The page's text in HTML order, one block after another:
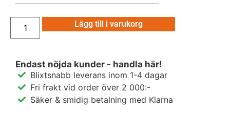
Lägg till i varukorg
Endast nöjda kunder - handla här!
Blixtsnabb leverans inom 1-4 dagar
Fri frakt vid order över 2 000:-
Säker & smidig betalning med Klarna